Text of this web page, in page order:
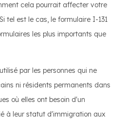
cela pourrait affecter votre
tel est le cas, le formulaire I-131
les plus importants que
par les personnes qui ne
ni résidents permanents dans
où elles ont besoin d'un
à leur statut d'immigration aux